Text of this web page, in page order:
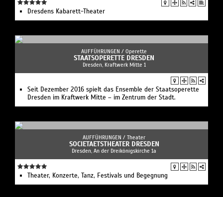
Dresdens Kabarett-Theater
AUFFÜHRUNGEN / Operette
STAATSOPERETTE DRESDEN
Dresden, Kraftwerk Mitte 1
Seit Dezember 2016 spielt das Ensemble der Staatsoperette
Dresden im Kraftwerk Mitte – im Zentrum der Stadt.
AUFFÜHRUNGEN / Theater
SOCIETAETSTHEATER DRESDEN
Dresden, An der Dreikönigskirche 1a
Theater, Konzerte, Tanz, Festivals und Begegnung